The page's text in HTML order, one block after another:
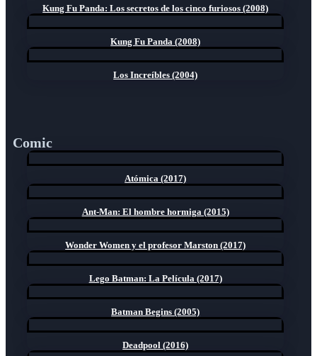
Kung Fu Panda: Los secretos de los cinco furiosos (2008)
Kung Fu Panda (2008)
Los Increíbles (2004)
Comic
Atómica (2017)
Ant-Man: El hombre hormiga (2015)
Wonder Women y el profesor Marston (2017)
Lego Batman: La Película (2017)
Batman Begins (2005)
Deadpool (2016)